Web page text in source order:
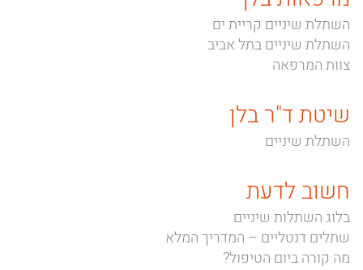
השתלת שיניים קריית ים
השתלת שיניים בתל אביב
צוות המרפאה
שיטת ד"ר בלן
השתלת שיניים
חשוב לדעת
בלוג השתלות שיניים
שתלים דנטליים – המדריך המלא
מה קורה ביום הטיפול?